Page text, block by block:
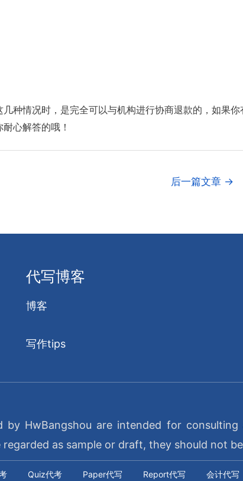
种情况时，是完全可以与机构进行协商退款的，如果你
心解答的哦！
后一篇文章 →
代写博客
博客
写作tips
by HwBangshou are intended for
as sample or draft, they should not
Quiz代考 Paper代写 Report代写 会计代写